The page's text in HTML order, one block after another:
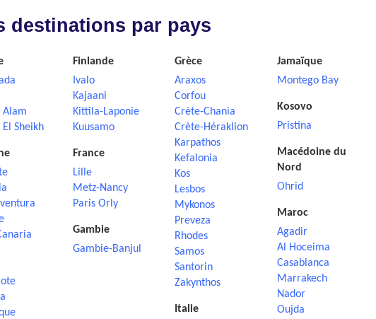
destinations par pays
Alam
Sheikh
Finlande
Ivalo
Kajaani
Kittila-Laponie
Kuusamo
France
Lille
Metz-Nancy
Paris Orly
Gambie
Gambie-Banjul
Grèce
Araxos
Corfou
Crète-Chania
Crète-Héraklion
Karpathos
Kefalonia
Kos
Lesbos
Mykonos
Preveza
Rhodes
Samos
Santorin
Zakynthos
Italie
Jamaïque
Montego Bay
Kosovo
Pristina
Macédoine du
Nord
Ohrid
Maroc
Agadir
Al Hoceima
Casablanca
Marrakech
Nador
Oujda